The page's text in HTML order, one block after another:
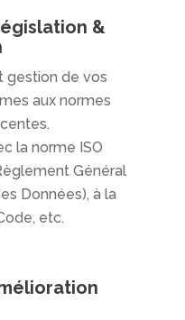
&
gestion de vos
aux normes
la norme ISO
Général
Données), à la
etc.